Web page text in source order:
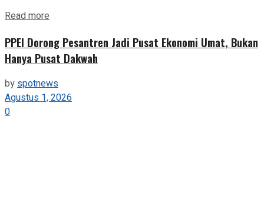
Read more
PPEI Dorong Pesantren Jadi Pusat Ekonomi Umat, Bukan
Hanya Pusat Dakwah
byspotnews
Agustus 1, 2026
0